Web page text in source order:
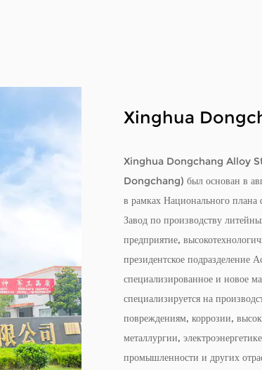
Xinghua
Xinghua Dongchang Alloy
Dongchang) был основан в
в рамках Национального
Завод по производству
предприятие,
президентское
специализированное и новое
специализируется на
повреждениям, коррозии,
металлургии,
промышленности и других